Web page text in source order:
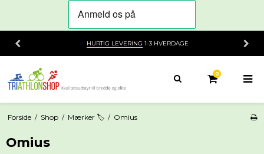
1-3 HVERDAGE 14 DAGES
0
Forside / Shop / Mærker 🏷️ / Omius
Omius